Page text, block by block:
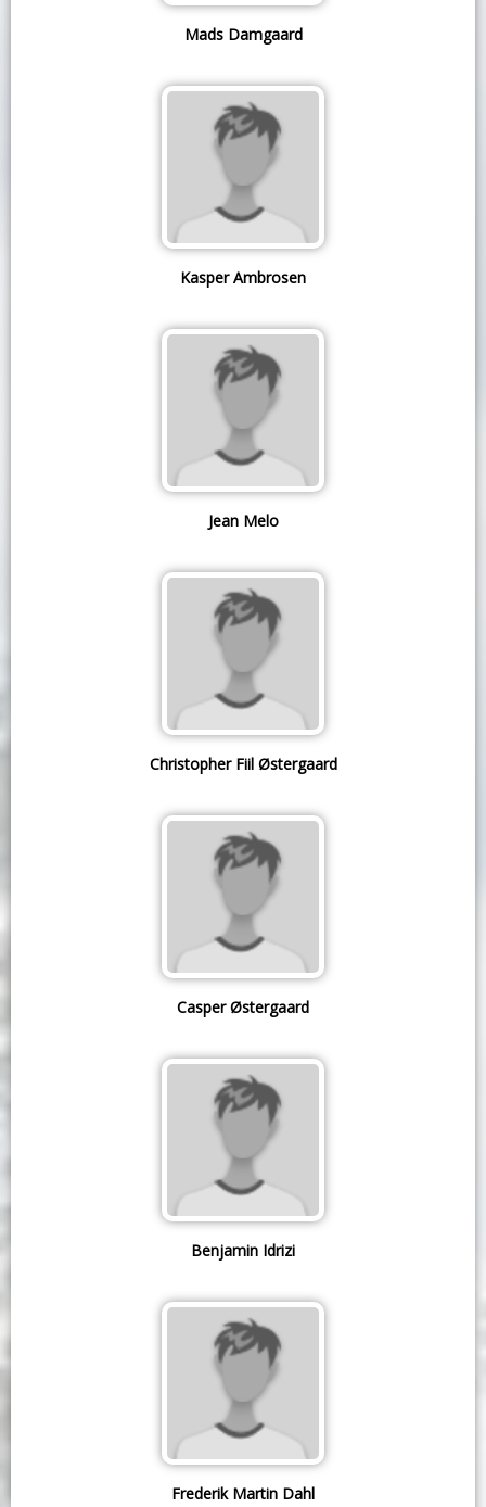
Mads Damgaard
Kasper Ambrosen
Jean Melo
Christopher Fiil Østergaard
Casper Østergaard
Benjamin Idrizi
Frederik Martin Dahl